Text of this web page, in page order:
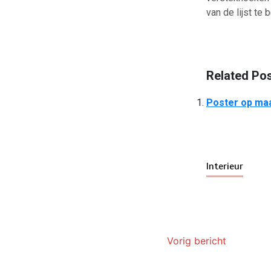
van de lijst te
Related
Poster op
Interieur
Vorig bericht